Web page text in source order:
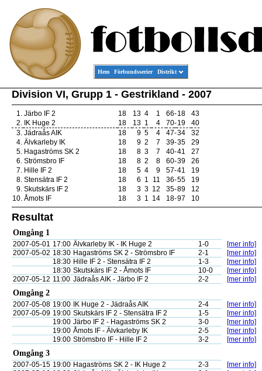
Hem Förbundsserier Distrikt
Division VI, Grupp 1 - Gestrikland - 2007
1. Järbo IF 2 18 13 4 1 66-18
43
2. IK Huge 2 18 13 1 4 70-19
40
3. Jädraås AIK 18 9 5 4 47-34
32
4. Älvkarleby IK 18 9 2 7 39-35
29
5. Hagaströms SK 2 18 8 3 7 40-41
27
6. Strömsbro IF 18 8 2 8 60-39
26
7. Hille IF 2 18 5 4 9 57-41
19
8. Stensätra IF 2 18 6 1 11 36-55
19
9. Skutskärs IF 2 18 3 3 12 35-89
12
10. Åmots IF 18 3 1 14 18-97 10
Resultat
Omgång 1
2007-05-01 17:00 Älvkarleby IK - IK Huge 2 1-0
[mer info]
2007-05-02 18:30 Hagaströms SK 2 - Strömsbro IF 2-1
[mer info]
18:30 Hille IF 2 - Stensätra IF 2 1-3
[mer info]
18:30 Skutskärs IF 2 - Åmots IF 10-0
[mer info]
2007-05-12 11:00 Jädraås AIK - Järbo IF 2 2-2 [mer info]
Omgång 2
2007-05-08 19:00 IK Huge 2 - Jädraås AIK 2-4
[mer info]
2007-05-09 19:00 Skutskärs IF 2 - Stensätra IF 2 1-5
[mer info]
19:00 Järbo IF 2 - Hagaströms SK 2 3-0
[mer info]
19:00 Åmots IF - Älvkarleby IK 2-5
[mer info]
19:00 Strömsbro IF - Hille IF 2 3-2 [mer info]
Omgång 3
2007-05-15 19:00 Hagaströms SK 2 - IK Huge 2 2-3
[mer info]